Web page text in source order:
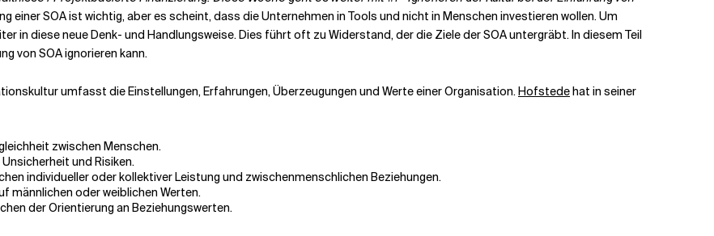
einer SOA ist wichtig, aber es scheint, dass die Unternehmen in Tools und nicht in Menschen investieren wollen. Um
in diese neue Denk- und Handlungsweise. Dies führt oft zu Widerstand, der die Ziele der SOA untergräbt. In diesem Teil
von SOA ignorieren kann.
umfasst die Einstellungen, Erfahrungen, Überzeugungen und Werte einer Organisation.Hofstedehat in seiner
zwischen Menschen.
und Risiken.
individueller oder kollektiver Leistung und zwischenmenschlichen Beziehungen.
männlichen oder weiblichen Werten.
der Orientierung an Beziehungswerten.